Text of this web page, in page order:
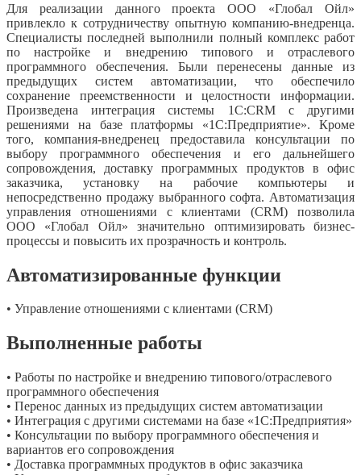
Для реализации данного проекта ООО «Глобал Ойл»
привлекло к сотрудничеству опытную компанию-внедренца.
Специалисты последней выполнили полный комплекс работ
по настройке и внедрению типового и отраслевого
программного обеспечения. Были перенесены данные из
предыдущих систем автоматизации, что обеспечило
сохранение преемственности и целостности информации.
Произведена интеграция системы 1С:CRM с другими
решениями на базе платформы «1С:Предприятие». Кроме
того, компания-внедренец предоставила консультации по
выбору программного обеспечения и его дальнейшего
сопровождения, доставку программных продуктов в офис
заказчика, установку на рабочие компьютеры и
непосредственно продажу выбранного софта. Автоматизация
управления отношениями с клиентами (CRM) позволила
ООО «Глобал Ойл» значительно оптимизировать бизнес-
процессы и повысить их прозрачность и контроль.
Автоматизированные функции
• Управление отношениями с клиентами (CRM)
Выполненные работы
• Работы по настройке и внедрению типового/отраслевого
программного обеспечения
• Перенос данных из предыдущих систем автоматизации
• Интеграция с другими системами на базе «1С:Предприятия»
• Консультации по выбору программного обеспечения и
вариантов его сопровождения
• Доставка программных продуктов в офис заказчика